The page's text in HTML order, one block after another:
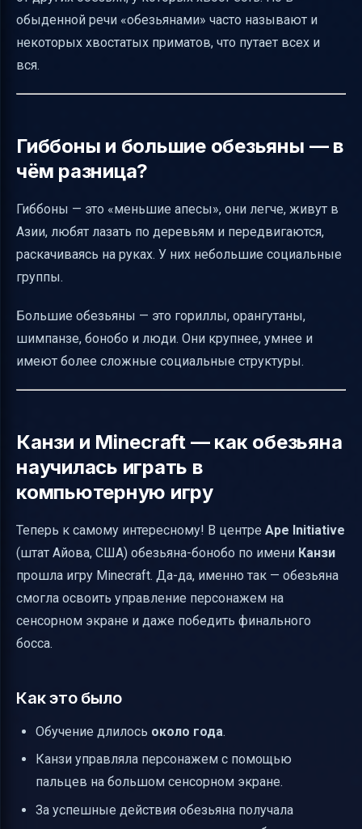
обыденной речи «обезьянами» часто называют и
некоторых хвостатых приматов, что путает всех и
вся.
Гиббоны и большие обезьяны — в
чём разница?
Гиббоны — это «меньшие апесы», они легче, живут в
Азии, любят лазать по деревьям и передвигаются,
раскачиваясь на руках. У них небольшие социальные
группы.
Большие обезьяны — это гориллы, орангутаны,
шимпанзе, бонобо и люди. Они крупнее, умнее и
имеют более сложные социальные структуры.
Канзи и Minecraft — как обезьяна
научилась играть в
компьютерную игру
Теперь к самому интересному! В центре Ape Initiative
(штат Айова, США) обезьяна-бонобо по имени Канзи
прошла игру Minecraft. Да-да, именно так — обезьяна
смогла освоить управление персонажем на
сенсорном экране и даже победить финального
босса.
Как это было
Обучение длилось около года.
Канзи управляла персонажем с помощью
пальцев на большом сенсорном экране.
За успешные действия обезьяна получала